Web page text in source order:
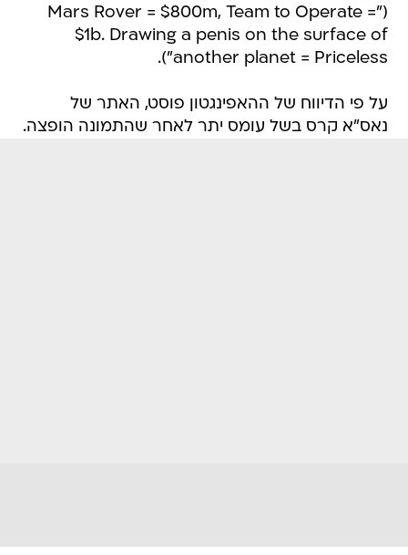
("Mars Rover = $800m, Team to Operate =
$1b. Drawing a penis on the surface of
another planet = Priceless").
על פי הדיווח של ההאפינגטון פוסט, האתר של
נאס"א קרס בשל עומס יתר לאחר שהתמונה הופצה.